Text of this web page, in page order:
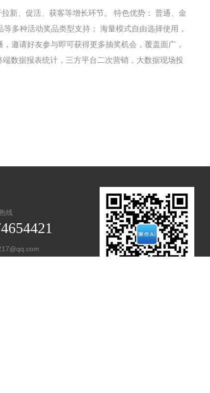
新、促活、获客等增长环节。 特色优势： 普通、金
多种活动奖品类型支持； 海量模式自由选择使用，
邀请好友参与即可获得更多抽奖机会，覆盖面广，
数据报表统计，三方平台二次营销，大数据现场投
线